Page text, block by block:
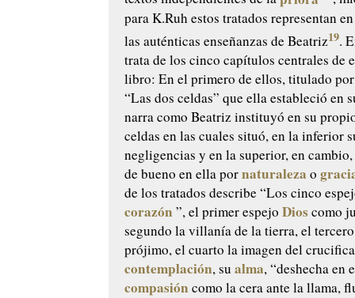
para K.Ruh estos tratados representan
las auténticas enseñanzas de Beatriz19.
trata de los cinco capítulos centrales de
libro: En el primero de ellos, titulado
“Las dos celdas” que ella estableció en
narra como Beatriz instituyó en su
celdas en las cuales situó, en la inferior
negligencias y en la superior, en
de bueno en ella pornaturaleza o
de los tratados describe “Los cinco
corazón ”, el primer espejoDioscomo
segundo la villanía de la tierra, el
prójimo, el cuarto la imagen del
contemplación, sualma, “deshecha en
compasión como la cera ante la llama,